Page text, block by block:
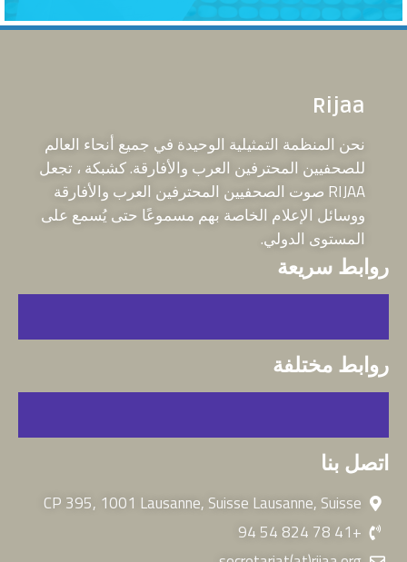
Rijaa
نحن المنظمة التمثيلية الوحيدة في جميع أنحاء العالم
للصحفيين المحترفين العرب والأفارقة. كشبكة ، تجعل
RIJAA صوت الصحفيين المحترفين العرب والأفارقة
ووسائل الإعلام الخاصة بهم مسموعًا حتى يُسمع على
المستوى الدولي.
روابط سريعة
روابط مختلفة
اتصل بنا
CP 395, 1001 Lausanne, Suisse Lausanne, Suisse
+41 78 824 54 94